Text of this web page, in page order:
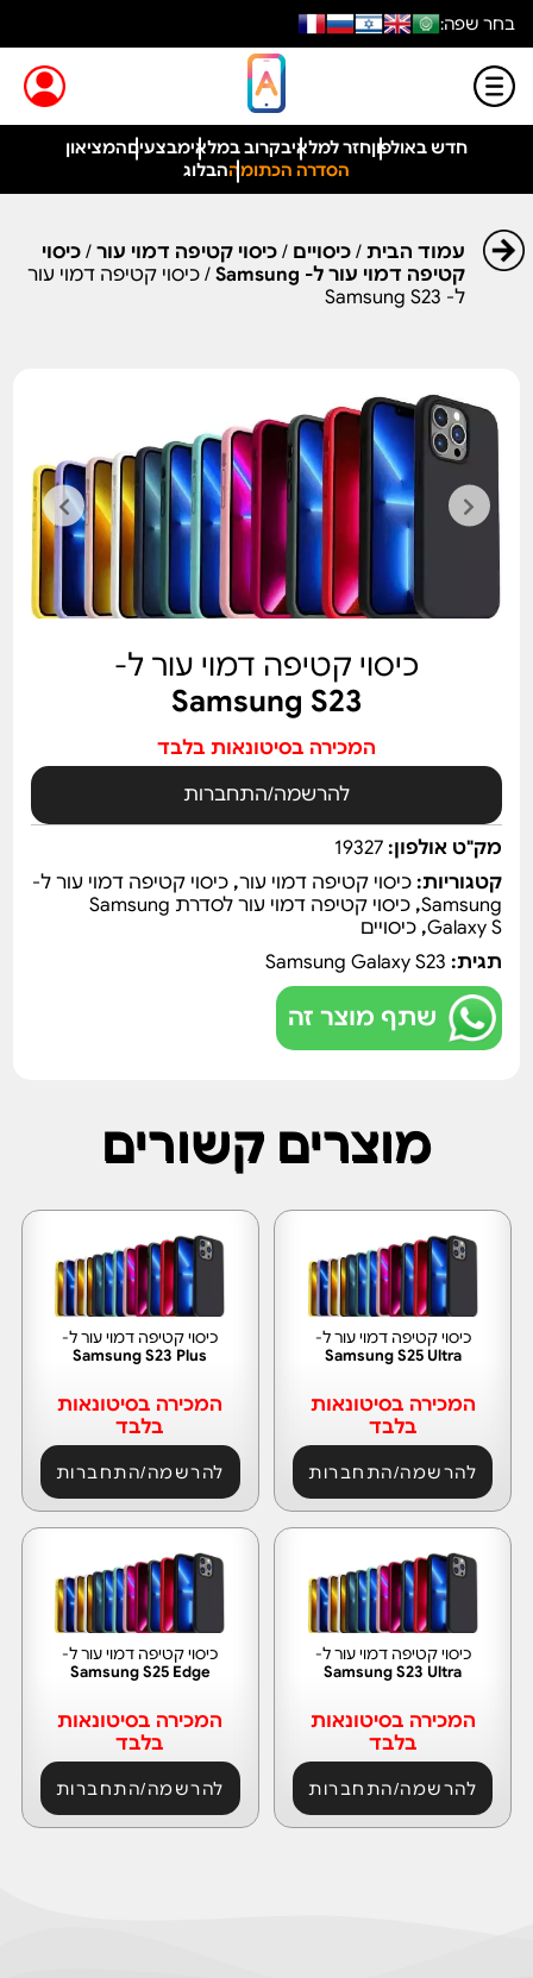
בחר שפה:
חדש באולפוןחזר למלאיבקרוב במלאימבצעיםהמציאון
הסדרה הכתומההבלוג
עמוד הבית/ כיסויים / כיסוי קטיפה דמוי עור/ כיסוי
קטיפה דמוי עור ל- Samsung
/ כיסוי קטיפה דמוי עור
ל- Samsung S23
כיסוי קטיפה דמוי עור ל-
Samsung S23
המכירה בסיטונאות בלבד
להרשמה/התחברות
מק"ט אולפון:19327
קטגוריות:כיסוי קטיפה דמוי עור,כיסוי קטיפה דמוי עור ל-
Samsung
,
כיסוי קטיפה דמוי עור לסדרת Samsung
Galaxy S
,כיסויים
תגית: Samsung Galaxy S23
שתף מוצר זה
מוצרים קשורים
כיסוי קטיפה דמוי עור ל-
Samsung S25 Ultra
המכירה בסיטונאות
בלבד
להרשמה/התחברות
כיסוי קטיפה דמוי עור ל-
Samsung S23 Plus
המכירה בסיטונאות
בלבד
להרשמה/התחברות
כיסוי קטיפה דמוי עור ל-
Samsung S23 Ultra
המכירה בסיטונאות
בלבד
להרשמה/התחברות
כיסוי קטיפה דמוי עור ל-
Samsung S25 Edge
המכירה בסיטונאות
בלבד
להרשמה/התחברות